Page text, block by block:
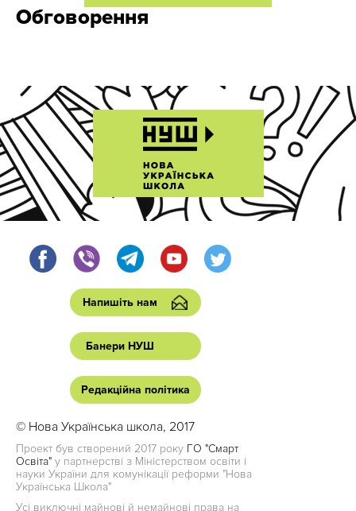
Обговорення
Напишіть нам
Банери НУШ
Редакційна політика
© Нова Українська школа, 2017
Проект був створений 2017 року ГО "Смарт
Освіта" у партнерстві з Міністерством освіти і
науки України для комунікації реформи "Нова
Українська Школа"
Усі виключні майнові й немайнові права на